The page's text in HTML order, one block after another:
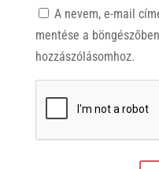
A nevem, e-mail
mentése a
hozzászólásomhoz.